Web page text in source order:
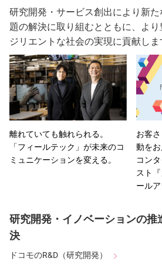
研究開発・サービス創出により新
題の解決に取り組むとともに、よ
ジリエントな社会の実現に貢献しま
離れていても触れられる。
「フィールテック」が未来のコ
ミュニケーションを変える。
お客
動をお
コン
スト
ール
研究開発・イノベーションの推
決
ドコモのR&D（研究開発）